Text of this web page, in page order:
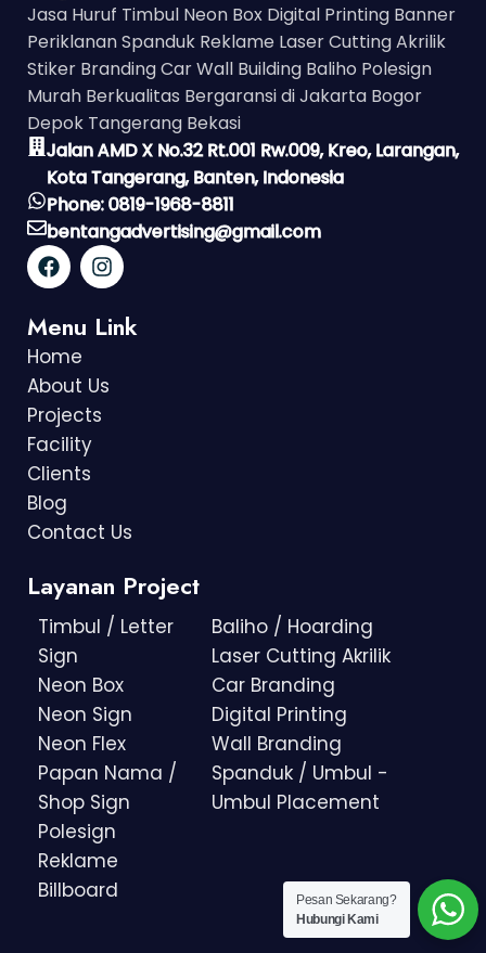
Jasa Huruf Timbul Neon Box Digital Printing Banner
Periklanan Spanduk Reklame Laser Cutting Akrilik
Stiker Branding Car Wall Building Baliho Polesign
Murah Berkualitas Bergaransi di Jakarta Bogor
Depok Tangerang Bekasi
Jalan AMD X No.32 Rt.001 Rw.009, Kreo, Larangan,
Kota Tangerang, Banten, Indonesia
Phone: 0819-1968-8811
bentangadvertising@gmail.com
Menu Link
Home
About Us
Projects
Facility
Clients
Blog
Contact Us
Layanan Project
Timbul / Letter
Sign
Neon Box
Neon Sign
Neon Flex
Papan Nama /
Shop Sign
Polesign
Reklame
Billboard
Baliho / Hoarding
Laser Cutting Akrilik
Car Branding
Digital Printing
Wall Branding
Spanduk / Umbul -
Umbul Placement
Pesan Sekarang?
Hubungi Kami